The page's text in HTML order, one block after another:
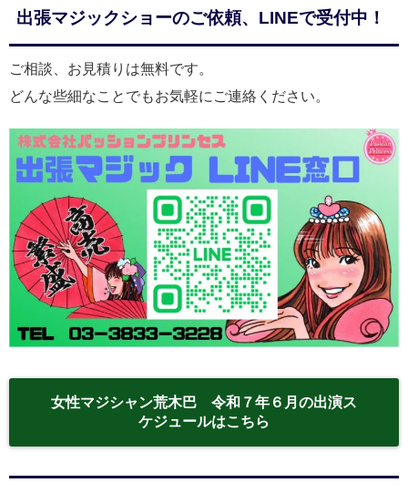
出張マジックショーのご依頼、LINEで受付中！
ご相談、お見積りは無料です。
どんな些細なことでもお気軽にご連絡ください。
女性マジシャン荒木巴 令和７年６月の出演ス
ケジュールはこちら